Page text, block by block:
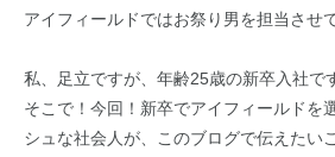
アイフィールドではお祭り男を担当させ
私、足立ですが、年齢25歳の新卒入社で
そこで！今回！新卒でアイフィールドを
シュな社会人が、このブログで伝えたい